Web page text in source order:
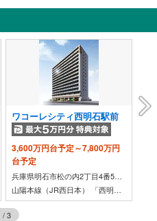
ワコーレシティ西明石駅前
3,600万円台予定～7,800万円
台予定
兵庫県明石市松の内2丁目4番5（地番）
山陽本線（JR西日本） 「西明石」駅 徒歩2分
ワ
/3